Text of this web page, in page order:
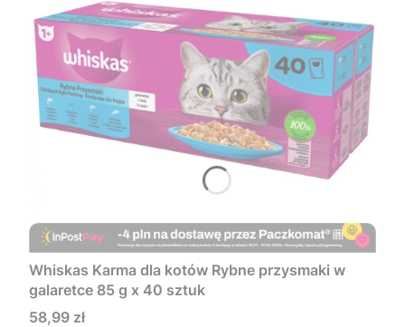
Whiskas Karma dla kotów Rybne przysmaki w
galaretce 85 g x 40 sztuk
Cena
58,99 zł